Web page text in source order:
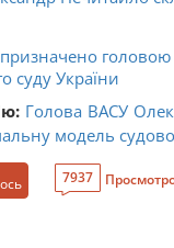
суду України
Голова ВАСУ
модель
7937